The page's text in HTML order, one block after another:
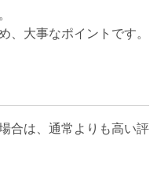
、大事なポイントです。
合は、通常よりも高い評